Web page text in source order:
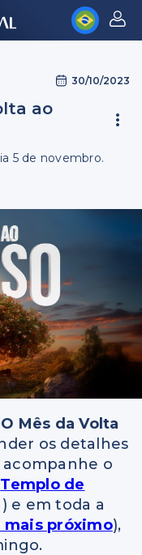
30/10/2023
ao
5 de novembro.
O Mês da Volta
os detalhes
o
Templo de
e em toda a
mais próximo),